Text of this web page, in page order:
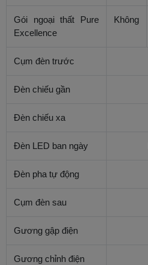
Gói ngoại thất Pure
Excellence
Không
Cụm đèn trước
Đèn chiếu gần
Đèn chiếu xa
Đèn LED ban ngày
Đèn pha tự động
Cụm đèn sau
Gương gập điện
Gương chỉnh điện